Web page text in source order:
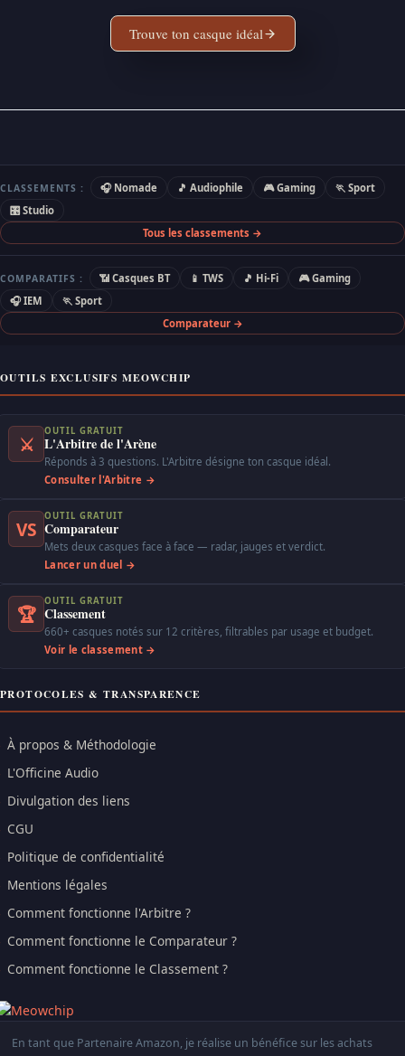
Trouve ton casque idéal
CLASSEMENTS : 🎧 Nomade 🎵 Audiophile 🎮 Gaming
🏃 Sport
🎛 Studio
Tous les classements →
COMPARATIFS : 📶 Casques BT 📱 TWS 🎵 Hi-Fi
🎮 Gaming
🎧 IEM
🏃 Sport
Comparateur →
OUTILS EXCLUSIFS MEOWCHIP
⚔
OUTIL GRATUIT
L'Arbitre de l'Arène
Réponds à 3 questions. L'Arbitre désigne ton casque idéal.
Consulter l'Arbitre →
VS
OUTIL GRATUIT
Comparateur
Mets deux casques face à face — radar, jauges et verdict.
Lancer un duel →
🏆
OUTIL GRATUIT
Classement
660+ casques notés sur 12 critères, filtrables par usage et budget.
Voir le classement →
PROTOCOLES & TRANSPARENCE
À propos & Méthodologie
L'Officine Audio
Divulgation des liens
CGU
Politique de confidentialité
Mentions légales
Comment fonctionne l'Arbitre ?
Comment fonctionne le Comparateur ?
Comment fonctionne le Classement ?
En tant que Partenaire Amazon, je réalise un bénéfice sur les achats